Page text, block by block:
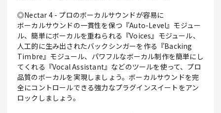
◎Nectar 4 - プロのボーカルサウンドが容易に
ボーカルサウンドの一貫性を保つ『Auto-Level』モジュー
ル、簡単にボーカルを重ねられる『Voices』モジュール、
人工的に生み出されたバックシンガーを作る『Backing
Timbre』モジュール、パワフルなボーカル制作を簡単にし
てくれる『Vocal Assistant』などのツールを使って、プロ
品質のボーカルを実現しましょう。ボーカルサウンドを完
全にコントロールできる強力なプラグインスイートをアン
ロックしましょう。